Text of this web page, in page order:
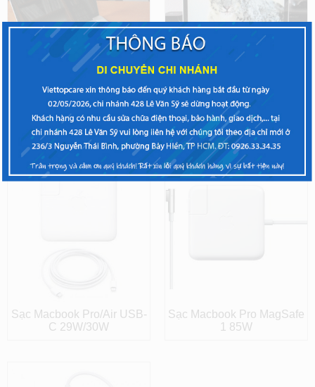
Thay màn hình Macbook
Pro 2009 13 inch, 15 inch
Thay màn hình Macbook
Pro 2008 15 inch
Sạc Macbook Pro/Air USB-
C 29W/30W
Sạc Macbook Pro MagSafe
1 85W